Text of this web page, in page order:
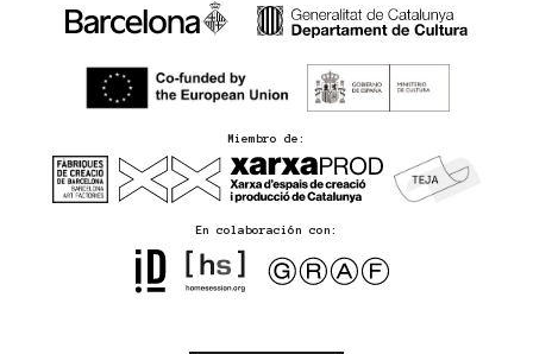
Miembro de:
En colaboración con: